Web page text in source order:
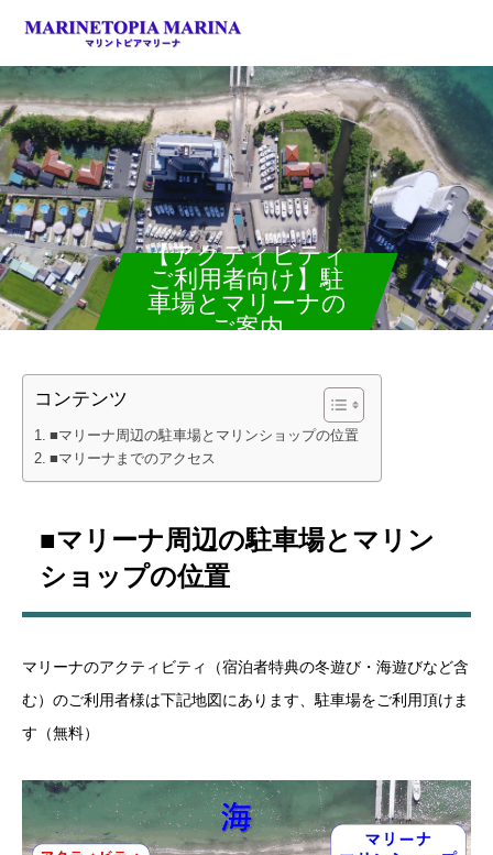
【アクティビティ
ご利用者向け】駐
車場とマリーナの
ご案内
コンテンツ
■マリーナ周辺の駐車場とマリンショップの位置
■マリーナまでのアクセス
■マリーナ周辺の駐車場とマリン
ショップの位置
マリーナのアクティビティ（宿泊者特典の冬遊び・海遊びなど含
む）のご利用者様は下記地図にあります、駐車場をご利用頂けま
す（無料）